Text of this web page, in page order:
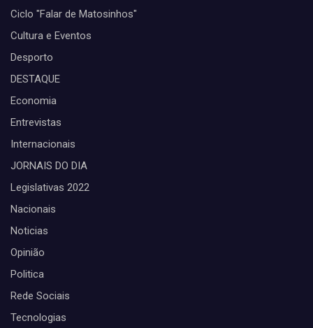
Ciclo "Falar de Matosinhos"
Cultura e Eventos
Desporto
DESTAQUE
Economia
Entrevistas
Internacionais
JORNAIS DO DIA
Legislativas 2022
Nacionais
Noticias
Opinião
Politica
Rede Sociais
Tecnologias